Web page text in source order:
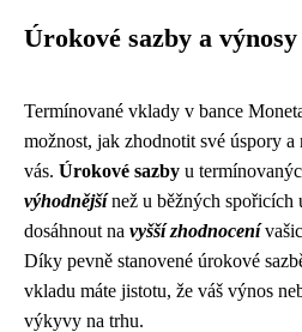
Úrokové sazby a výnosy
Termínované vklady v bance
možnost, jak zhodnotit své úspory a
vás. Úrokové sazby u
výhodnějšínež u běžných spořicích
dosáhnout na vyšší zhodnocení
Díky pevně stanovené úrokové
vkladu máte jistotu, že váš výnos
výkyvy na trhu.